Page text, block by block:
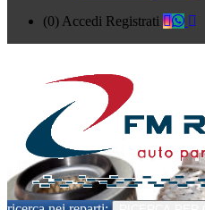
(0) Accedi Registrati